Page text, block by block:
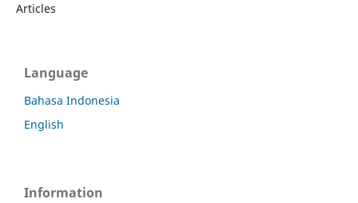
Articles
Language
Bahasa Indonesia
English
Information